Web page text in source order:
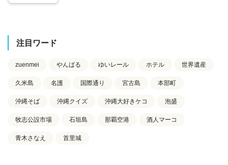
注目ワード
zuenmei やんばる ゆいレール ホテル 世界遺産
久米島 名護 国際通り 宮古島 本部町
沖縄そば 沖縄クイズ 沖縄大好きケコ 泡盛
牧志公設市場 石垣島 那覇空港 酒人マーコ
青木さなえ 首里城